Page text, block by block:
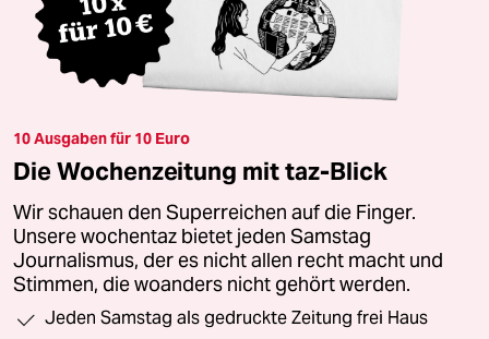
10 Ausgaben für 10 Euro
Die Wochenzeitung mit taz-Blick
Wir schauen den Superreichen auf die Finger.
Unsere wochentaz bietet jeden Samstag
Journalismus, der es nicht allen recht macht und
Stimmen, die woanders nicht gehört werden.
Jeden Samstag als gedruckte Zeitung frei Haus